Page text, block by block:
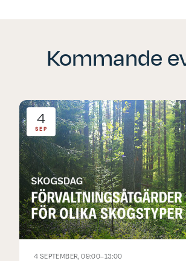
Kommande
4
SEP
4 SEPTEMBER, 09:00–13:00